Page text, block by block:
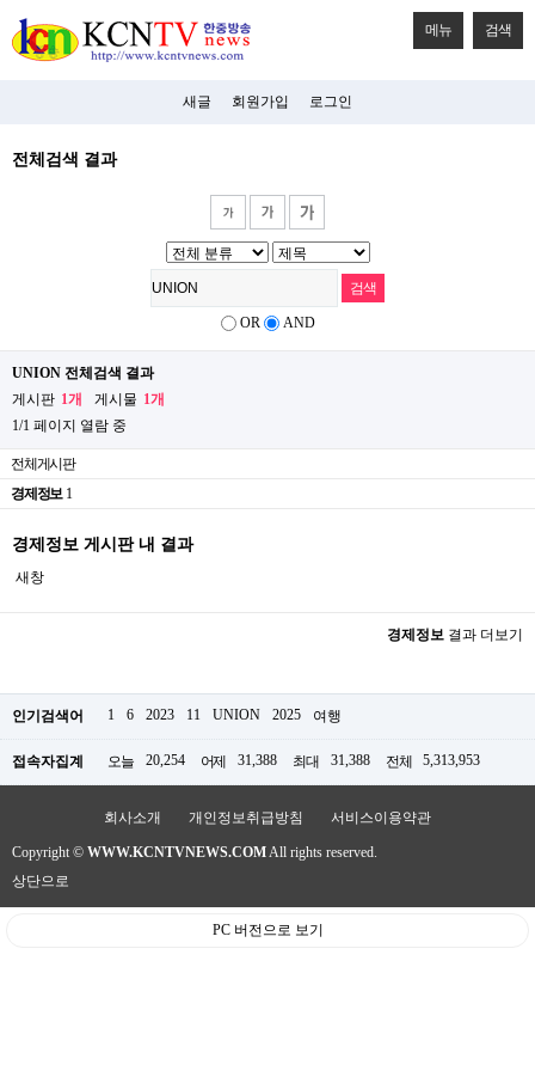
메뉴 검색
새글 회원가입 로그인
전체검색 결과
OR AND
UNION 전체검색 결과
게시판 1개 게시물 1개
1/1 페이지 열람 중
전체게시판
경제정보 1
경제정보 게시판 내 결과
새창
경제정보 결과 더보기
인기검색어 1 6 2023 11 UNION 2025 여행
접속자집계 오늘 20,254 어제 31,388 최대 31,388 전체 5,313,953
회사소개 개인정보취급방침 서비스이용약관
Copyright © WWW.KCNTVNEWS.COM All rights reserved.
상단으로
PC 버전으로 보기